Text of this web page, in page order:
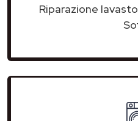
Riparazione